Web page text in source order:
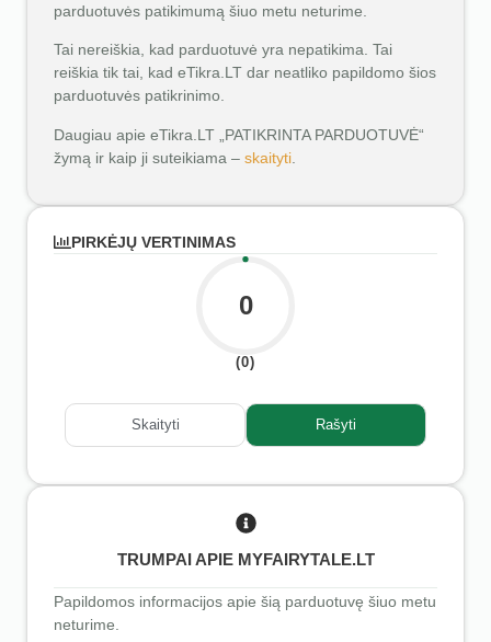
parduotuvės patikimumą šiuo metu neturime.
Tai nereiškia, kad parduotuvė yra nepatikima. Tai
reiškia tik tai, kad eTikra.LT dar neatliko papildomo šios
parduotuvės patikrinimo.
Daugiau apie eTikra.LT „PATIKRINTA PARDUOTUVĖ“
žymą ir kaip ji suteikiama – skaityti
PIRKĖJŲ VERTINIMAS
0
(0)
Skaityti Rašyti
TRUMPAI APIE MYFAIRYTALE.LT
Papildomos informacijos apie šią parduotuvę šiuo metu
neturime.